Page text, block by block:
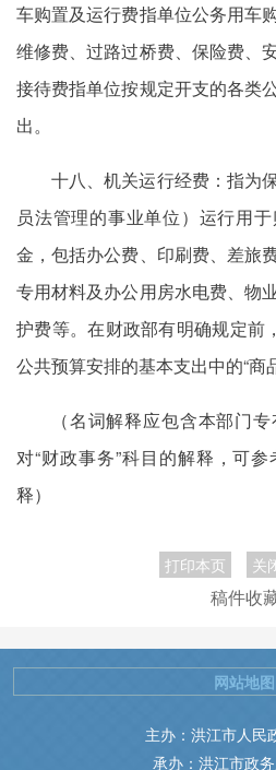
车购置及运行费指单位公务用车
维修费、过路过桥费、保险费、
接待费指单位按规定开支的各类
出。
十八、机关运行经费：指为
员法管理的事业单位）运行用
金，包括办公费、印刷费、差旅
专用材料及办公用房水电费、物
护费等。在财政部有明确规定前
公共预算安排的基本支出中的“商
（名词解释应包含本部门
对“财政事务”科目的解释，可
释）
打印本页 关
稿件收
主办：洪江市人民
承办：洪江市政
网站地图